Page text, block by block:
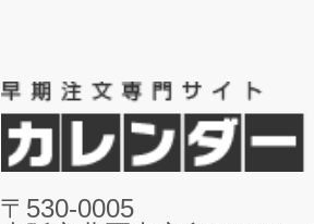
〒530-0005